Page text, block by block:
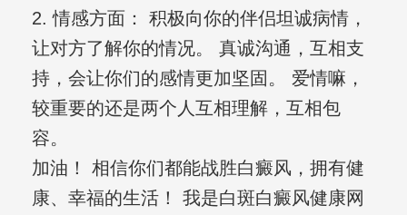
2. 情感方面： 积极向你的伴侣坦诚病情，
让对方了解你的情况。 真诚沟通，互相支
持，会让你们的感情更加坚固。 爱情嘛，
较重要的还是两个人互相理解，互相包
容。
加油！ 相信你们都能战胜白癜风，拥有健
康、幸福的生活！ 我是白斑白癜风健康网